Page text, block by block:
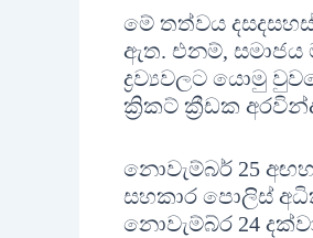
මේ තත්වය
ඇත. එනම්, සමාජය
ද්‍රව්‍යවලට යොමු
ක්‍රිකට් ක්‍රීඩක
නොවැම්බර් 25
සහකාර පොලිස්
නොවැම්බ්ර 24